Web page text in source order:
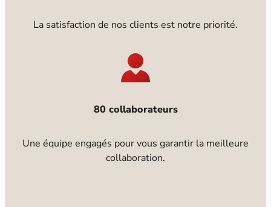
La satisfaction de nos clients est notre priorité.
80 collaborateurs
Une équipe engagés pour vous garantir la meilleure
collaboration.